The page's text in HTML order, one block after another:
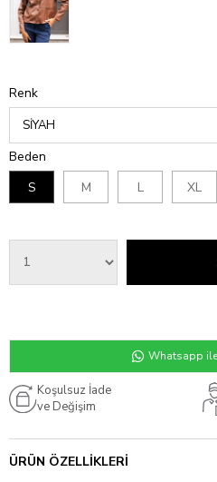
Renk
Beden
S
M L XL
Whatsapp
Koşulsuz İade
ve Değişim
ÜRÜN ÖZELLIKLERI